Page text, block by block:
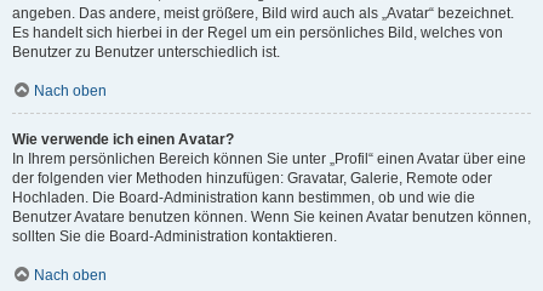
angeben. Das andere, meist größere, Bild wird auch als „Avatar“ bezeichnet.
Es handelt sich hierbei in der Regel um ein persönliches Bild, welches von
Benutzer zu Benutzer unterschiedlich ist.
Nach oben
Wie verwende ich einen Avatar?
In Ihrem persönlichen Bereich können Sie unter „Profil“ einen Avatar über eine
der folgenden vier Methoden hinzufügen: Gravatar, Galerie, Remote oder
Hochladen. Die Board-Administration kann bestimmen, ob und wie die
Benutzer Avatare benutzen können. Wenn Sie keinen Avatar benutzen können,
sollten Sie die Board-Administration kontaktieren.
Nach oben